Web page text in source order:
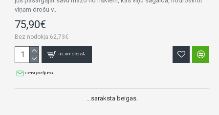
viņam drošu v..
75,90€
Bez nodokļa:62,73€
IELIKT GROZĀ
Uzdot jautājumu
...saraksta beigas.